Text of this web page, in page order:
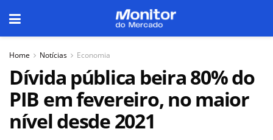
Home Notícias Economia
Dívida pública beira 80% do
PIB em fevereiro, no maior
nível desde 2021